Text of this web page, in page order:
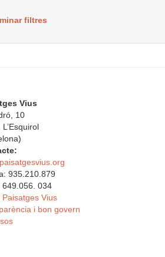
filtres
Vius
10
935.210.879
649.056. 034
Paisatges Vius
i bon govern